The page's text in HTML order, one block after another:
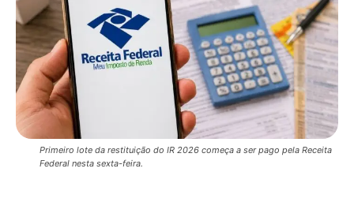
Primeiro lote da restituição do IR 2026 começa a ser pago pela Receita
Federal nesta sexta-feira.